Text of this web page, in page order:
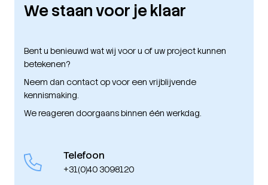
We staan voor je klaar
Bent u benieuwd wat wij voor u of uw project kunnen
betekenen?
Neem dan contact op voor een vrijblijvende
kennismaking.
We reageren doorgaans binnen één werkdag.
Telefoon
+31(0)40 3098120